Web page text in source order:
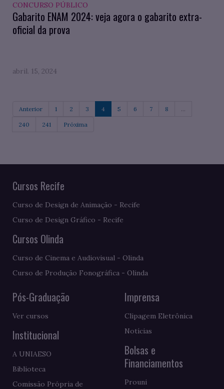
CONCURSO PÚBLICO
Gabarito ENAM 2024: veja agora o gabarito extra-
oficial da prova
abril. 15, 2024
Anterior 1 2 3 4 5 6 7 8 ...
240 241 Próxima
Cursos Recife
Curso de Design de Animação - Recife
Curso de Design Gráfico - Recife
Cursos Olinda
Curso de Cinema e Audiovisual - Olinda
Curso de Produção Fonográfica - Olinda
Pós-Graduação
Ver cursos
Institucional
A UNIAESO
Biblioteca
Comissão Própria de
Imprensa
Clipagem Eletrônica
Notícias
Bolsas e
Financiamentos
Prouni